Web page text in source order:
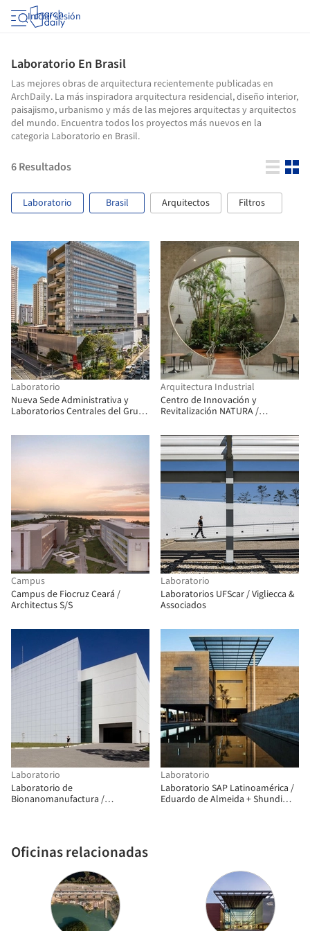
Iniciar sesión
Laboratorio En Brasil
Las mejores obras de arquitectura recientemente publicadas en
ArchDaily. La más inspiradora arquitectura residencial, diseño interior,
paisajismo, urbanismo y más de las mejores arquitectas y arquitectos
del mundo. Encuentra todos los proyectos más nuevos en la
categoria Laboratorio en Brasil.
6Resultados
Laboratorio Brasil Arquitectos Filtros
Laboratorio
Nueva Sede Administrativa y
Laboratorios Centrales del Grupo
Arquitectura Industrial
Centro de Innovación y
Revitalización NATURA /
Urbanismo
Campus
Campus de Fiocruz Ceará /
Architectus S/S
Laboratorio
Laboratorios UFScar / Vigliecca &
Associados
Laboratorio
Laboratorio de
Bionanomanufactura /
Laboratorio
Laboratorio SAP Latinoamérica /
Eduardo de Almeida + Shundi
Oficinas relacionadas